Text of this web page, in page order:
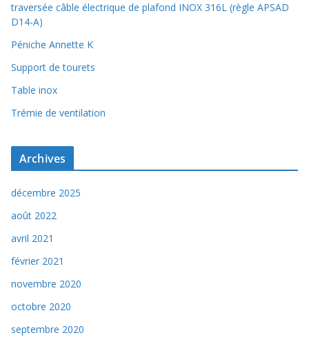
traversée câble électrique de plafond INOX 316L (règle APSAD
D14-A)
Péniche Annette K
Support de tourets
Table inox
Trémie de ventilation
Archives
décembre 2025
août 2022
avril 2021
février 2021
novembre 2020
octobre 2020
septembre 2020